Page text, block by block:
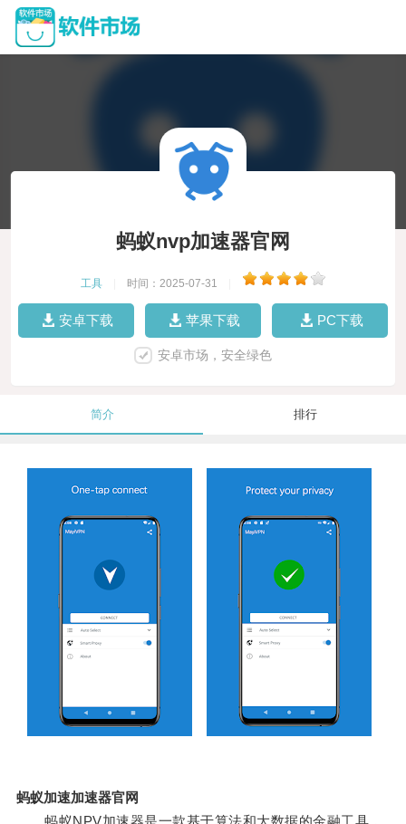
蚂蚁nvp加速器官网
工具 时间：2025-07-31
安卓下载 苹果下载 PC下载
安卓市场，安全绿色
简介 排行
蚂蚁加速加速器官网